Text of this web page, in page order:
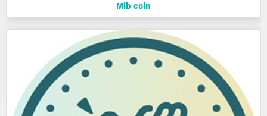
Mib coin